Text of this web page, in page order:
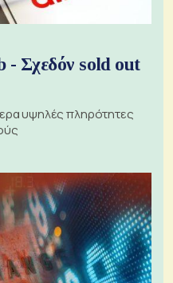
- Σχεδόν sold out
υψηλές πληρότητες